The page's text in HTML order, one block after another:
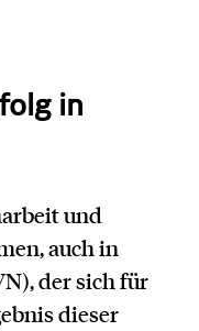
in
und
auch in
der sich für
dieser